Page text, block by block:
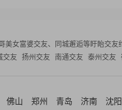
美女富婆交友、同城邂逅等盱眙交友
交友 扬州交友 南通交友 泰州交友
佛山 郑州 青岛 济南 沈阳